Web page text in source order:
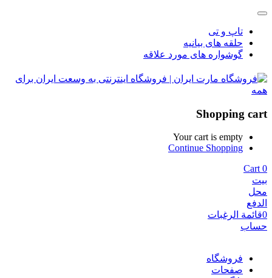
تاپ و تی
حلقه های بیانیه
گوشواره های مورد علاقه
Shopping cart
Your cart is empty
Continue Shopping
0
Cart
بيت
محل
الدفع
0قائمة الرغبات
حساب
فروشگاه
صفحات